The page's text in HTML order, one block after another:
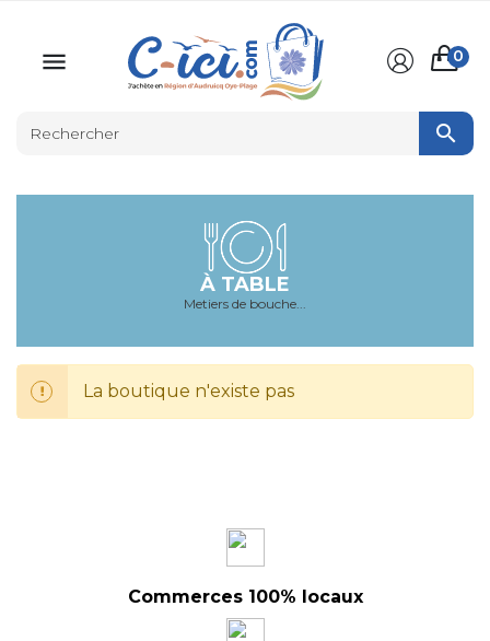
 0

À TABLE
Metiers de bouche...
La boutique n'existe pas
Commerces 100% locaux